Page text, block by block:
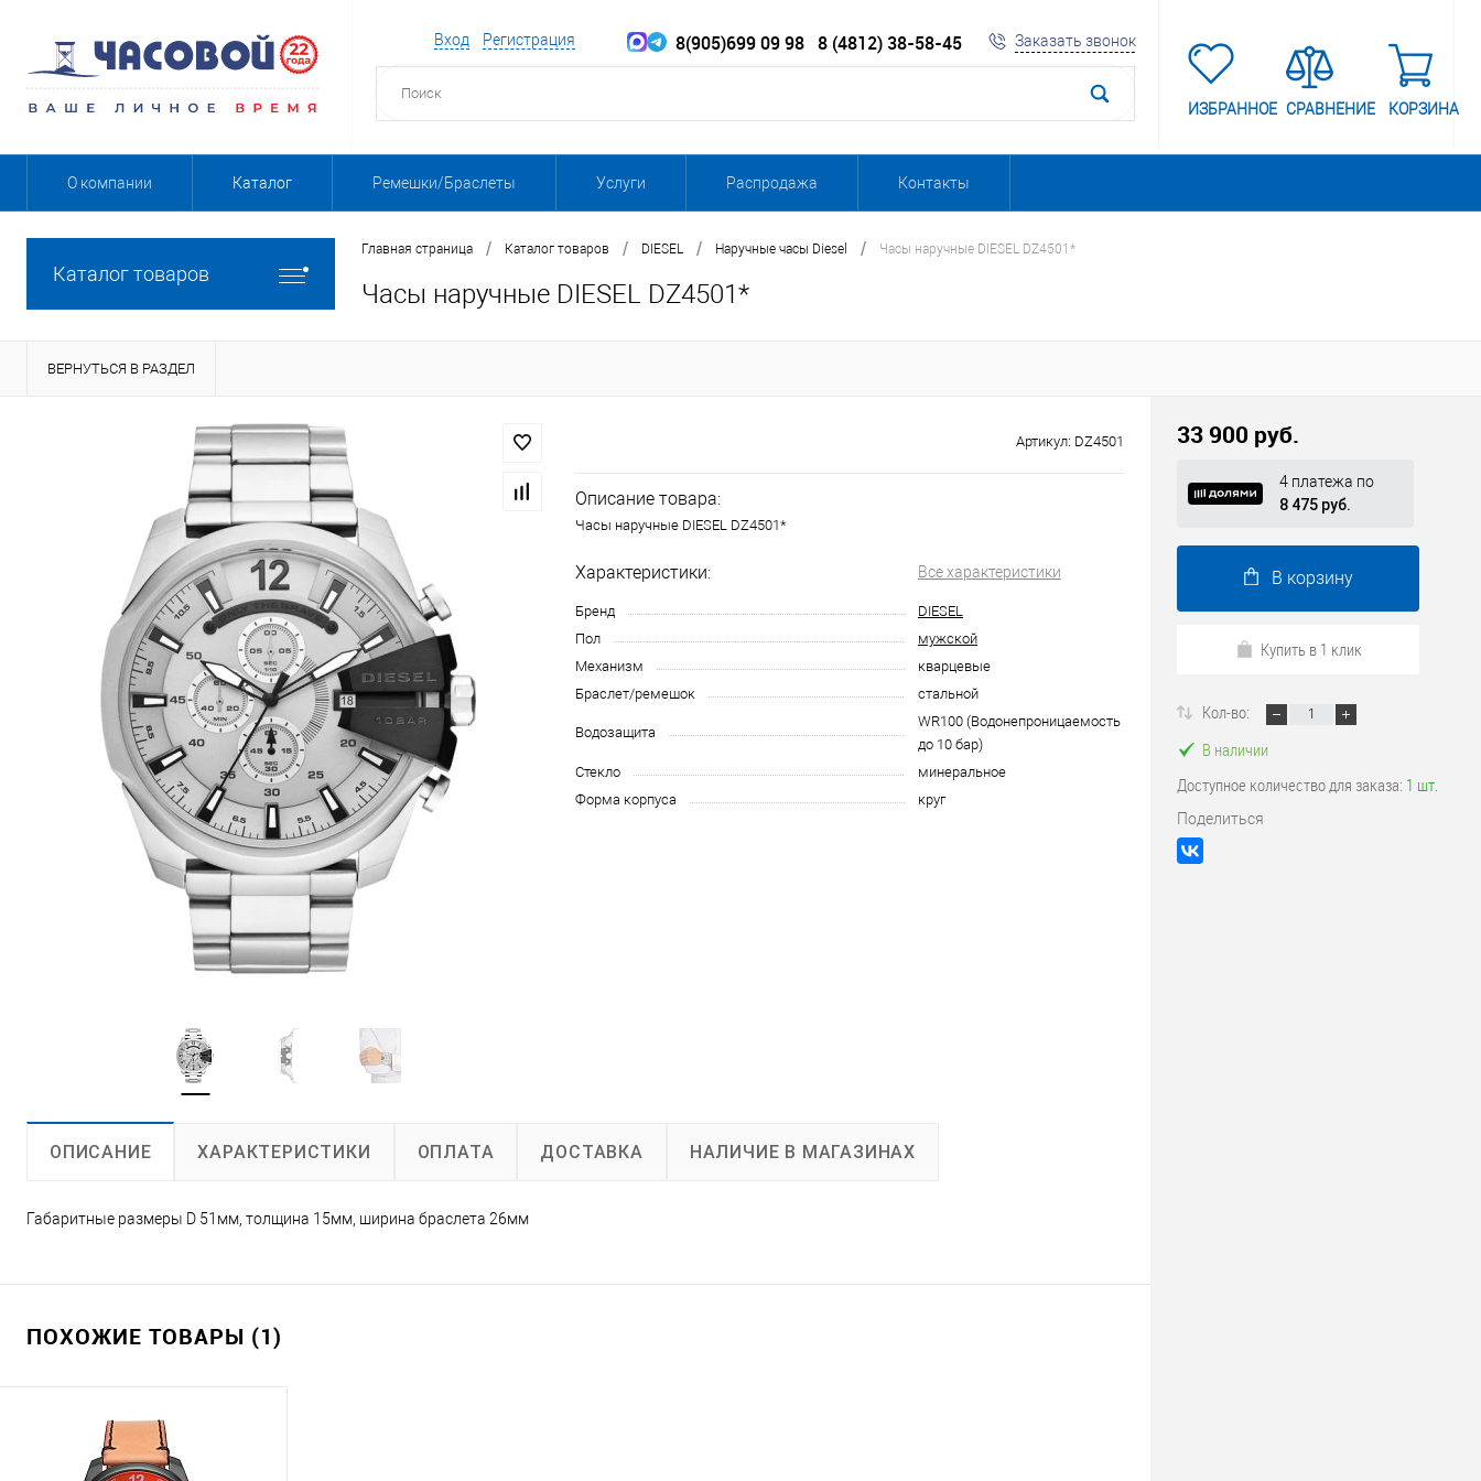
Вход Регистрация 8(905)699 09 98 8 (4812) 38-58-45 Заказать звонок
ИЗБРАННОЕ СРАВНЕНИЕ КОРЗИНА
О компании Каталог Ремешки/Браслеты Услуги Распродажа Контакты
Каталог товаров
Главная страница / Каталог товаров / DIESEL / Наручные часы Diesel / Часы наручные DIESEL DZ4501*
Часы наручные DIESEL DZ4501*
ВЕРНУТЬСЯ В РАЗДЕЛ
Артикул: DZ4501
Описание товара:
Часы наручные DIESEL DZ4501*
Характеристики: Все характеристики
Бренд
DIESEL
Пол
мужской
Механизм
кварцевые
Браслет/ремешок
стальной
Водозащита
WR100 (Водонепроницаемость
до 10 бар)
Стекло
минеральное
Форма корпуса
круг
ОПИСАНИЕ ХАРАКТЕРИСТИКИ ОПЛАТА ДОСТАВКА НАЛИЧИЕ В МАГАЗИНАХ
Габаритные размеры D 51мм, толщина 15мм, ширина браслета 26мм
ПОХОЖИЕ ТОВАРЫ (1)
33 900 руб.
4 платежа по
8 475 руб.
В корзину
Купить в 1 клик
Кол-во:
В наличии
Доступное количество для заказа: 1 шт.
Поделиться